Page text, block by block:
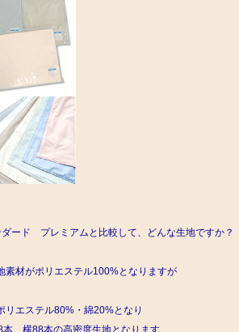
ード プレミアムと比較して、どんな生地ですか？
素材がポリエステル100%となりますが
リエステル80%・綿20%となり
、横88本の高密度生地となります